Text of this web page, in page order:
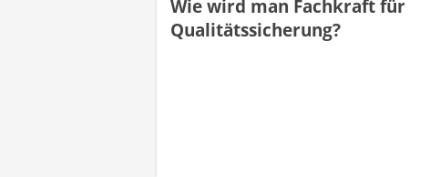
Wie wird man Fachkraft für
Qualitätssicherung?